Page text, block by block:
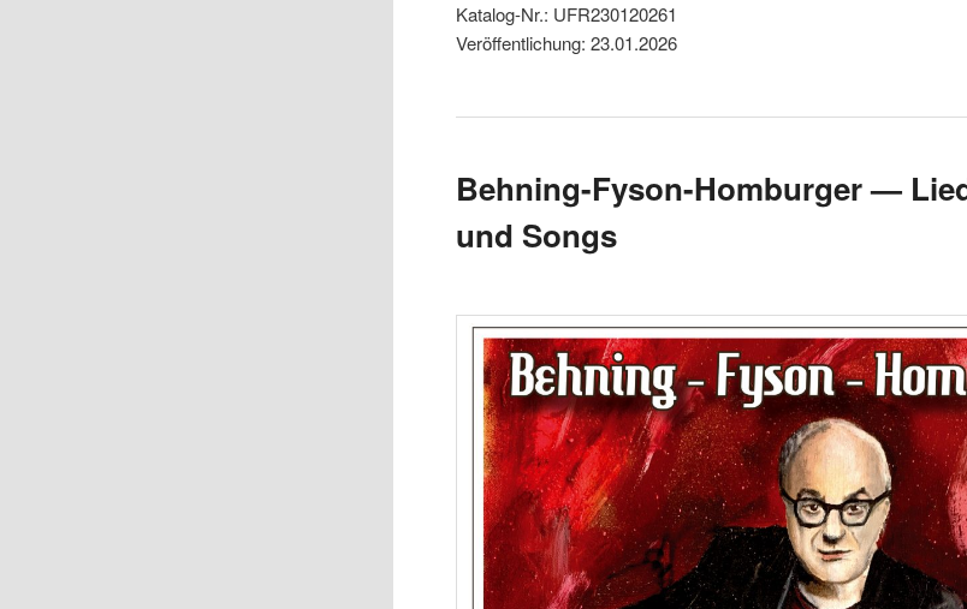
Katalog-Nr.: UFR230120261
Veröffentlichung: 23.01.2026
Behning-Fyson-Homburger —
und Songs